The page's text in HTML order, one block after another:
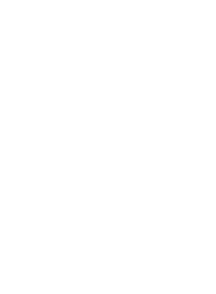
SU PROBLEMA?
mejorar!